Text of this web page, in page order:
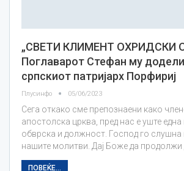
„СВЕТИ КЛИМЕНТ ОХРИДСКИ
Поглаварот Стефан му
српскиот патријарх Порфириј
Плусинфо 05/06/2023
Сега откако сме препознаени како
апостолска црква, пред нас е уште
обврска и должност. Господ го слушна
нашите молитви. Дај Боже да продолжи
ПОВЕЌЕ...